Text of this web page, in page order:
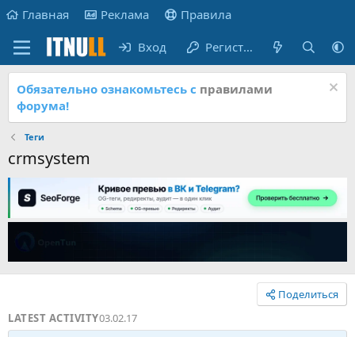
Главная Реклама Правила
Вход Регистрация
Обязательно ознакомьтесь с правилами
форума!
Теги
crmsystem
Поделиться
LATEST ACTIVITY03.02.17